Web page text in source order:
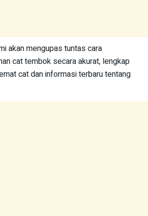
akan mengupas tuntas cara
cat tembok secara akurat, lengkap
cat dan informasi terbaru tentang